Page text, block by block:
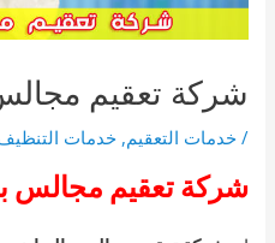
شركة تعقيم
/خدمات التعقيم,خدمات
شركة تعقيم مجالس